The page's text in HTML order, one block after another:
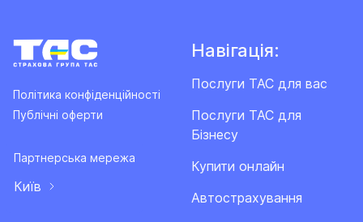
Політика конфіденційності
Публічні оферти
Партнерська мережа
Київ
Навігація:
Послуги ТАС для вас
Послуги ТАС для
Бізнесу
Купити онлайн
Автострахування